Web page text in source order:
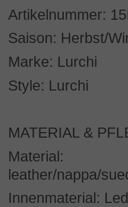
Artikelnummer:
Saison: Herbst/
Marke: Lurchi
Style: Lurchi
MATERIAL &
Material:
leather/nappa/
Innenmaterial: